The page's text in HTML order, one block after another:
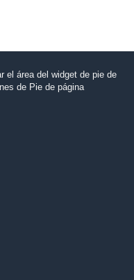
el área del widget de pie de
de Pie de página